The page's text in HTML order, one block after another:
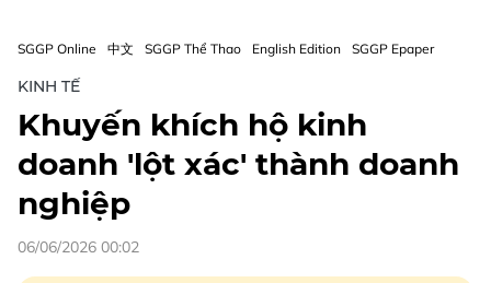
SGGP Online 中文 SGGP Thể Thao English Edition SGGP Epaper
KINH TẾ
Khuyến khích hộ kinh
doanh 'lột xác' thành doanh
nghiệp
06/06/2026 00:02